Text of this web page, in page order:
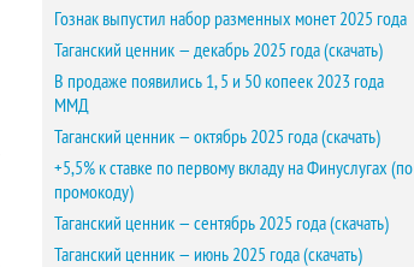
Гознак выпустил набор разменных монет 2025 года
Таганский ценник — декабрь 2025 года (скачать)
В продаже появились 1, 5 и 50 копеек 2023 года
ММД
Таганский ценник — октябрь 2025 года (скачать)
+5,5% к ставке по первому вкладу на Финуслугах (по
промокоду)
Таганский ценник — сентябрь 2025 года (скачать)
Таганский ценник — июнь 2025 года (скачать)